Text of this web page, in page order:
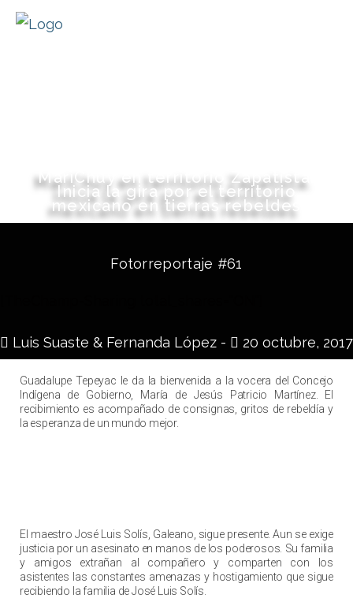
MariChuy en territorio Zapatista.
Inicia la gira por el territorio
mexicano en tierras rebeldes
Fotorreportaje #61
Luis Suaste & Fernanda López - 20 octubre, 2017
Guadalupe Tepeyac le da la bienvenida a la vocera del Concejo
Indígena de Gobierno, María de Jesús Patricio Martínez. El
recibimiento es acompañado de consignas, gritos de rebeldía y
la esperanza de un mundo mejor.
El maestro José Luis Solís, Galeano, sigue presente. Aun se exige
justicia por un asesinato en manos de los poderosos. Su familia
y amigos extrañan al compañero y comparten con los
asistentes las constantes amenazas y hostigamiento que sigue
recibiendo la familia de José Luis Solís.